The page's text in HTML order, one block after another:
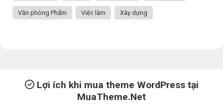
Văn phòng Phẩm Việc làm Xây dựng
Lợi ích khi mua theme WordPress tại
MuaTheme.Net